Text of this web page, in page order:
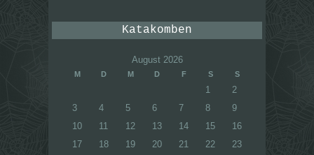
Katakomben
August 2026
M D M D F S S
1
2
3
4 5 6 7 8
9
10
11 12 13 14 15
16
17
18 19 20 21 22
23